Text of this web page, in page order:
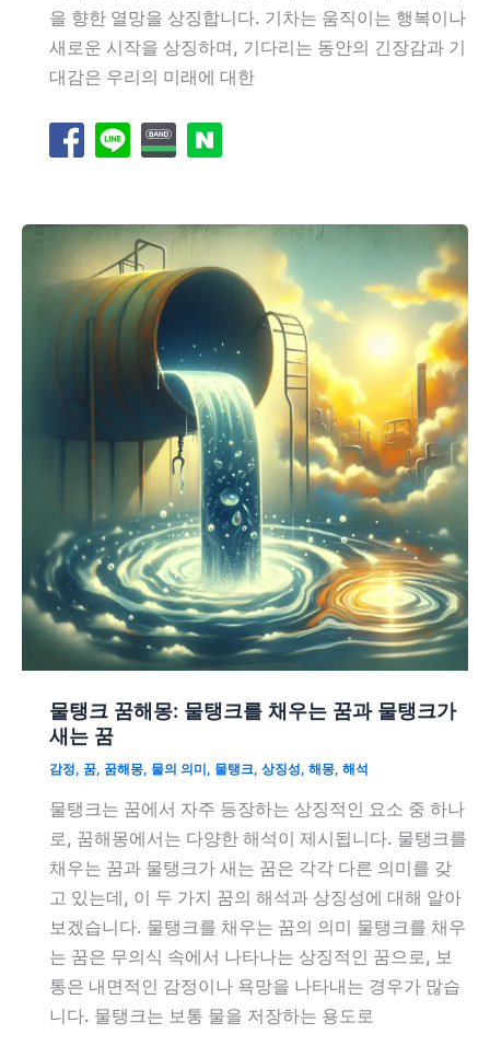
을 향한 열망을 상징합니다. 기차는 움직이는 행복이나
새로운 시작을 상징하며, 기다리는 동안의 긴장감과 기
대감은 우리의 미래에 대한
물탱크 꿈해몽: 물탱크를 채우는 꿈과 물탱크가
새는 꿈
감정, 꿈, 꿈해몽, 물의 의미, 물탱크, 상징성, 해몽, 해석
물탱크는 꿈에서 자주 등장하는 상징적인 요소 중 하나
로, 꿈해몽에서는 다양한 해석이 제시됩니다. 물탱크를
채우는 꿈과 물탱크가 새는 꿈은 각각 다른 의미를 갖
고 있는데, 이 두 가지 꿈의 해석과 상징성에 대해 알아
보겠습니다. 물탱크를 채우는 꿈의 의미 물탱크를 채우
는 꿈은 무의식 속에서 나타나는 상징적인 꿈으로, 보
통은 내면적인 감정이나 욕망을 나타내는 경우가 많습
니다. 물탱크는 보통 물을 저장하는 용도로